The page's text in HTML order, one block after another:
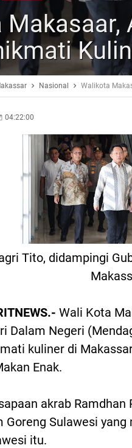
Makasaar,
Nasional Walikota
04:22:00
Tito, didampingi
Wali Kota
Dalam Negeri
kuliner di
Enak.
akrab
Goreng Sulawesi
itu.